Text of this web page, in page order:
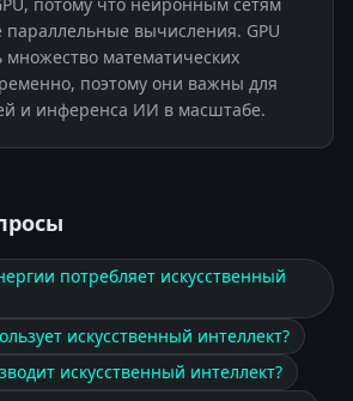
вычисления. GPU
множество математических
поэтому они важны для
и инференса ИИ в масштабе.
потребляет искусственный
искусственный интеллект?
искусственный интеллект?